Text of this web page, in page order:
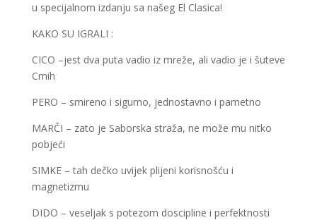
u specijalnom izdanju sa našeg El Clasica!
KAKO SU IGRALI :
CICO –jest dva puta vadio iz mreže, ali vadio je i šuteve
Crnih
PERO – smireno i sigurno, jednostavno i pametno
MARČI – zato je Saborska straža, ne može mu nitko
pobjeći
SIMKE – tah dečko uvijek plijeni korisnošću i
magnetizmu
DIDO – veseljak s potezom doscipline i perfektnosti